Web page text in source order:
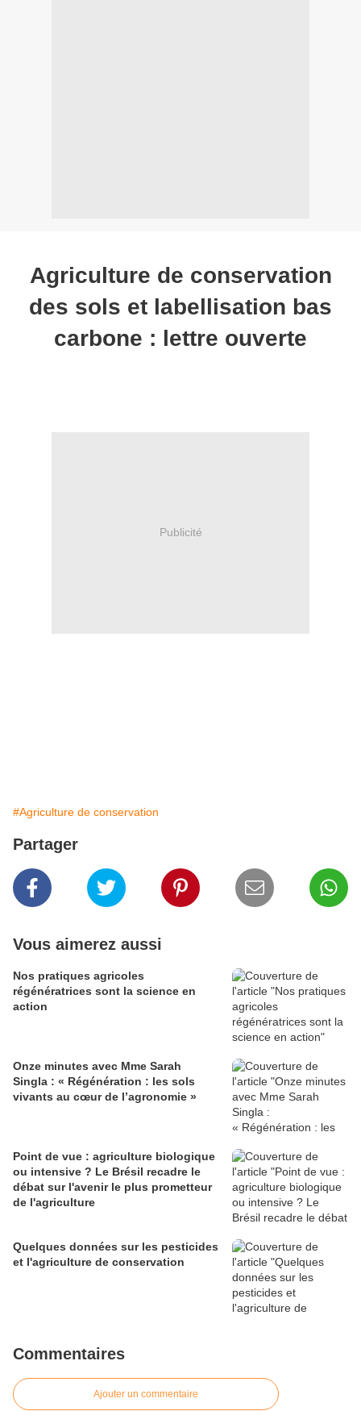
Agriculture de conservation
des sols et labellisation bas
carbone : lettre ouverte
Publicité
#Agriculture de conservation
Partager
Vous aimerez aussi
Nos pratiques agricoles
régénératrices sont la science en
action
Onze minutes avec Mme Sarah
Singla : « Régénération : les sols
vivants au cœur de l’agronomie »
Point de vue : agriculture biologique
ou intensive ? Le Brésil recadre le
débat sur l'avenir le plus prometteur
de l'agriculture
Quelques données sur les pesticides
et l'agriculture de conservation
Commentaires
Ajouter un commentaire